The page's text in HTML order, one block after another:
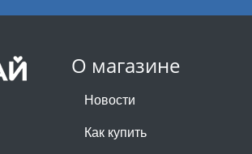
О магазине
Новости
Как купить